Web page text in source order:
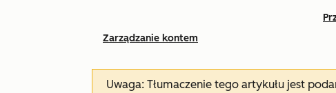
Zarządzanie kontem
Uwaga: Tłumaczenie tego artykułu jest